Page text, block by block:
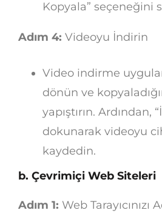
Kopyala” seçeneğini
Adım 4: Videoyu İndirin
Video indirme
dönün ve
yapıştırın. Ardından,
dokunarak videoyu
kaydedin.
b. Çevrimiçi Web Siteleri
Adım 1: Web Tarayıcınızı